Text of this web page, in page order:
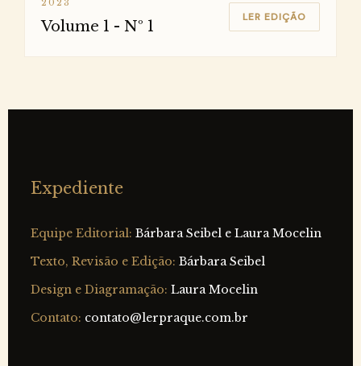
Volume 1 - Nº 1
LER EDIÇÃO
Expediente
Equipe Editorial: Bárbara Seibel e Laura Mocelin
Texto, Revisão e Edição: Bárbara Seibel
Design e Diagramação: Laura Mocelin
Contato: contato@lerpraque.com.br